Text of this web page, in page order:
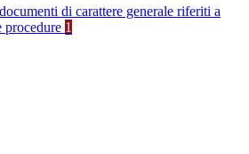
di carattere generale riferiti a
procedure 1